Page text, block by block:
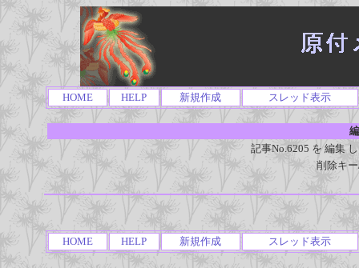
HOME HELP 新規作成 スレッド表示
記事No.6205 を 編集
削除キ
HOME HELP 新規作成 スレッド表示